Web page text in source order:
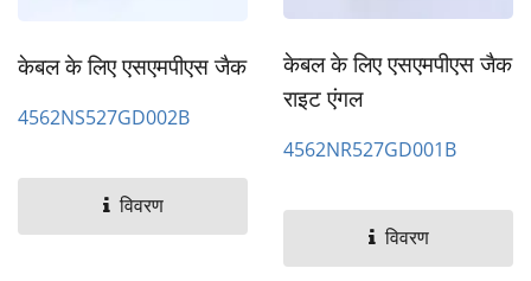
केबल के लिए एसएमपीएस जैक
4562NS527GD002B
विवरण
केबल के लिए एसएमपीएस जैक
राइट एंगल
4562NR527GD001B
विवरण